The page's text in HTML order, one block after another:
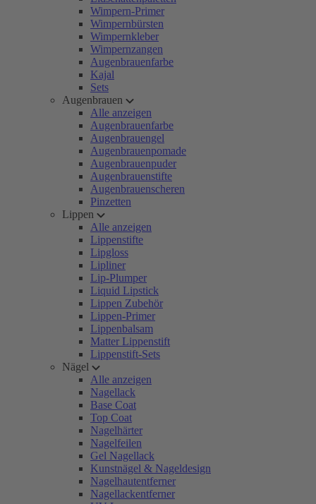
Wimpern-Primer
Wimpernbürsten
Wimpernkleber
Wimpernzangen
Augenbrauenfarbe
Kajal
Sets
Augenbrauen
Alle anzeigen
Augenbrauenfarbe
Augenbrauengel
Augenbrauenpomade
Augenbrauenpuder
Augenbrauenstifte
Augenbrauenscheren
Pinzetten
Lippen
Alle anzeigen
Lippenstifte
Lipgloss
Lipliner
Lip-Plumper
Liquid Lipstick
Lippen Zubehör
Lippen-Primer
Lippenbalsam
Matter Lippenstift
Lippenstift-Sets
Nägel
Alle anzeigen
Nagellack
Base Coat
Top Coat
Nagelhärter
Nagelfeilen
Gel Nagellack
Kunstnägel & Nageldesign
Nagelhautentferner
Nagellackentferner